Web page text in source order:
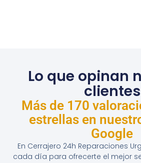
Lo que opinan
clientes
Más de 170
estrellas en
Google
En Cerrajero 24h Reparaciones
cada día para ofrecerte el mejor